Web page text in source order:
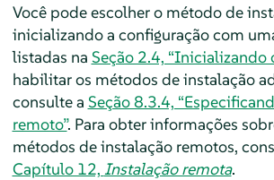
Você pode escolher o método de
inicializando a configuração com
listadas na Seção 2.4, “Inicializando
habilitar os métodos de instalação
consulte a Seção 8.3.4,
remoto”. Para obter informações
métodos de instalação remotos,
Capítulo 12, Instalação remota.